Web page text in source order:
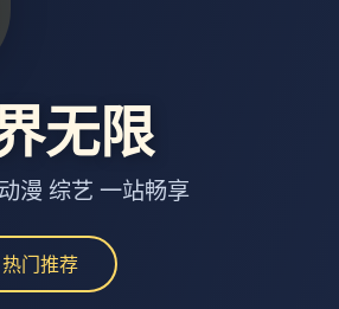
无限
漫 综艺 一站畅享
门推荐